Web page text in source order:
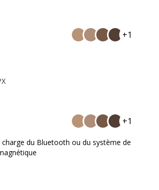
+1
+1
charge du Bluetooth ou du système de